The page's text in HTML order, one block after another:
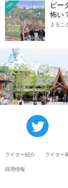
TDS
ピー
怖い
まるこ
ライター紹介 ライター
採用情報